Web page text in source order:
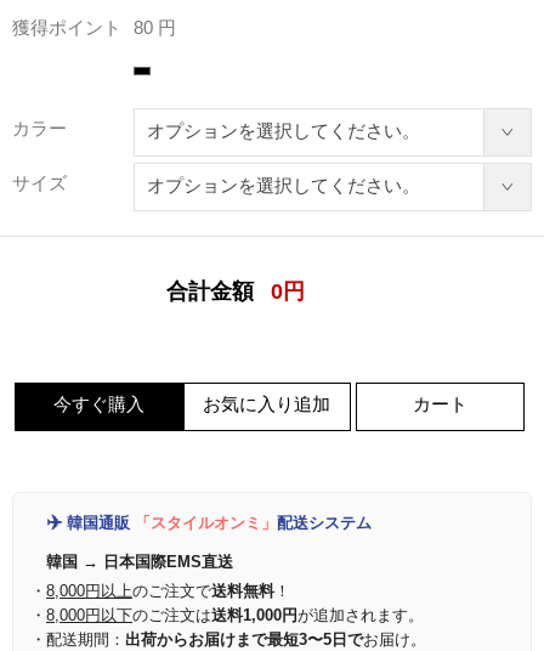
獲得ポイント 80 円
カラー
サイズ
合計金額 0 円
今すぐ購入 お気に入り追加 カート
✈️ 韓国通販 「スタイルオンミ」 配送システム
韓国 → 日本国際EMS直送
・ 8,000円以上のご注文で送料無料！
・ 8,000円以下のご注文は送料1,000円が追加されます。
・配送期間： 出荷からお届けまで最短3〜5日でお届け。